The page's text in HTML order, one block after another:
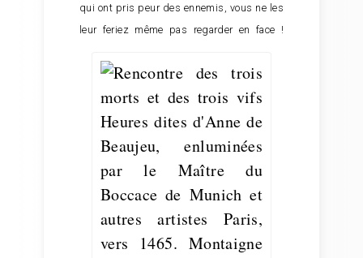
qui ont pris peur des ennemis, vous ne les
leur feriez même pas regarder en face !